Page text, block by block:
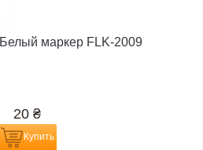
Белый маркер FLK-2009
20 ₴
Купить